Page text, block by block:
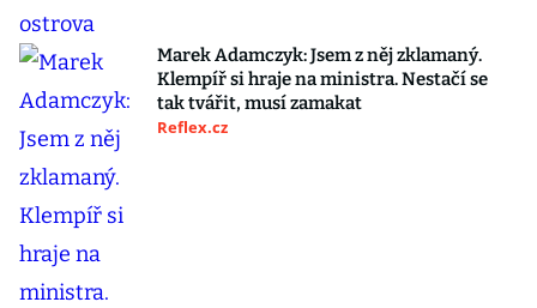
Marek Adamczyk: Jsem z něj zklamaný.
Klempíř si hraje na ministra. Nestačí se
tak tvářit, musí zamakat
Reflex.cz